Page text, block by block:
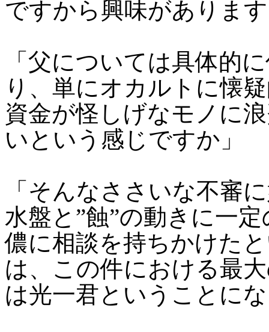
ですから興味がありま
「父については具体的
り、単にオカルトに懐
資金が怪しげなモノに
いという感じですか」
「そんなささいな不審
水盤と”蝕”の動きに一
儂に相談を持ちかけた
は、この件における最
は光一君ということに